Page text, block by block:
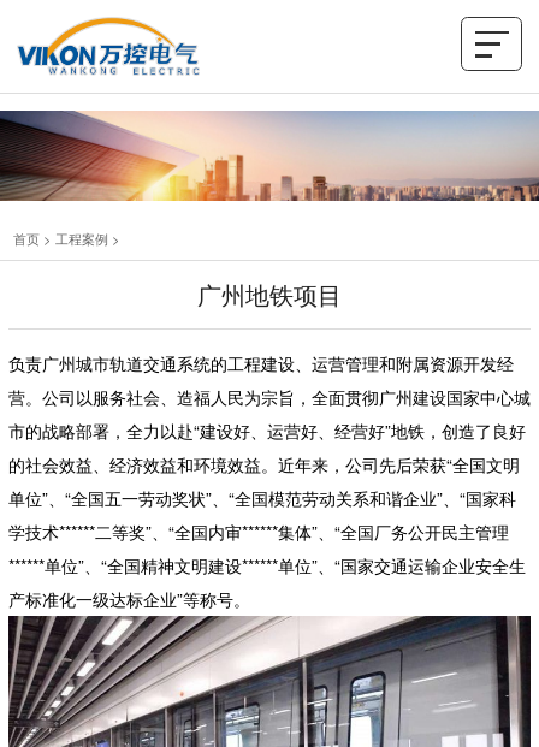
首页> 工程案例 >
广州地铁项目
负责广州城市轨道交通系统的工程建设、运营管理和附属资源开发经
营。公司以服务社会、造福人民为宗旨，全面贯彻广州建设国家中心城
市的战略部署，全力以赴“建设好、运营好、经营好”地铁，创造了良好
的社会效益、经济效益和环境效益。近年来，公司先后荣获“全国文明
单位”、“全国五一劳动奖状”、“全国模范劳动关系和谐企业”、“国家科
学技术******二等奖”、“全国内审******集体”、“全国厂务公开民主管理
******单位”、“全国精神文明建设******单位”、“国家交通运输企业安全生
产标准化一级达标企业”等称号。